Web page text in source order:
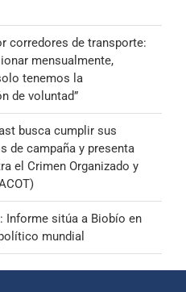
corredores de transporte:
mensualmente,
tenemos la
de voluntad”
busca cumplir sus
de campaña y presenta
el Crimen Organizado y
Informe sitúa a Biobío en
mundial